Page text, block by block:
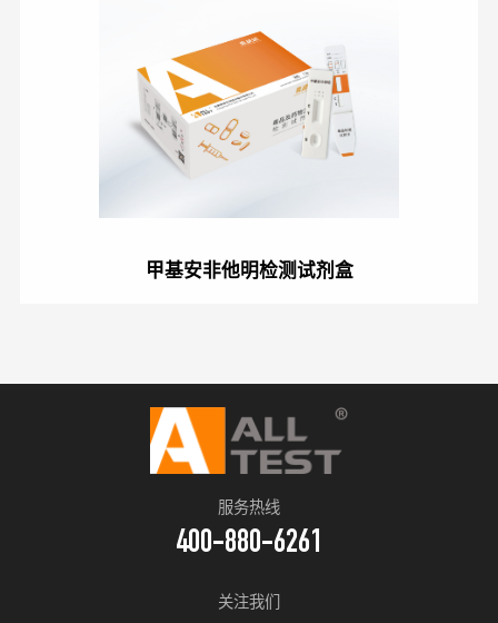
甲基安非他明检测试剂盒
服务热线
400-880-6261
关注我们